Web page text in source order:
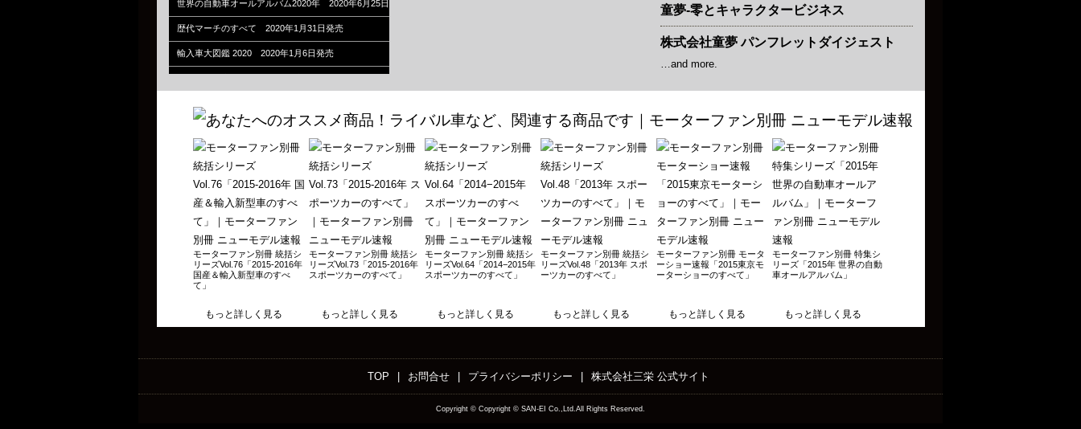
世界の自動車オールアルバム2020年 2020年6月25日発売
歴代マーチのすべて 2020年1月31日発売
輸入車大図鑑 2020 2020年1月6日発売
歴代スカイラインGT-Rのすべて 2019年6月11日発売
世界の自動車オールアルバム2019年 2019年4月30日発売
輸入車大図鑑 2019 2018年12月25日発売
新型／歴代 メルセデス ベンツGクラス / ゲレンデバーゲン のすべて 2018年12月17日発売
歴代いすゞセダン＆クーペのすべて 2018年12月14日発売
新型/歴代ジムニーのすべて 2018年11月14日発売
歴代BMW Mモデルのすべて 2018年10月29日発売
歴代トヨタ・マークⅡのすべて 2018年10月2日発売
童夢-零とキャラクタービジネス
株式会社童夢 パンフレットダイジェスト
…and more.
モーターファン別冊 統括シ
リーズVol.76「2015-2016年
国産＆輸入新型車のすべ
て」
もっと詳しく見る
モーターファン別冊 統括シ
リーズVol.73「2015-2016年
スポーツカーのすべて」
もっと詳しく見る
モーターファン別冊 統括シ
リーズVol.64「2014−2015年
スポーツカーのすべて」
もっと詳しく見る
モーターファン別冊 統括シ
リーズVol.48「2013年 スポ
ーツカーのすべて」
もっと詳しく見る
モーターファン別冊 モータ
ーショー速報「2015東京モ
ーターショーのすべて」
もっと詳しく見る
モーターファン別冊 特集シ
リーズ「2015年 世界の自動
車オールアルバム」
もっと詳しく見る
TOP お問合せ プライバシーポリシー 株式会社三栄 公式サイト
Copyright © Copyright © SAN-EI Co.,Ltd.All Rights Reserved.